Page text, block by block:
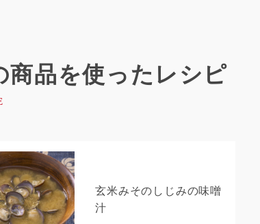
商品を使ったレシピ
玄米みそのしじみの味噌
汁